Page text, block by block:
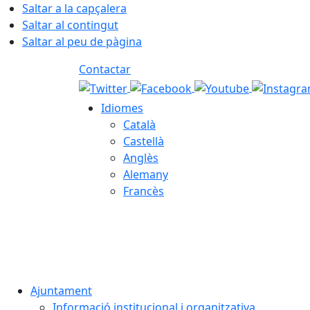
Saltar a la capçalera
Saltar al contingut
Saltar al peu de pàgina
Contactar
Idiomes
Català
Castellà
Anglès
Alemany
Francès
Ajuntament